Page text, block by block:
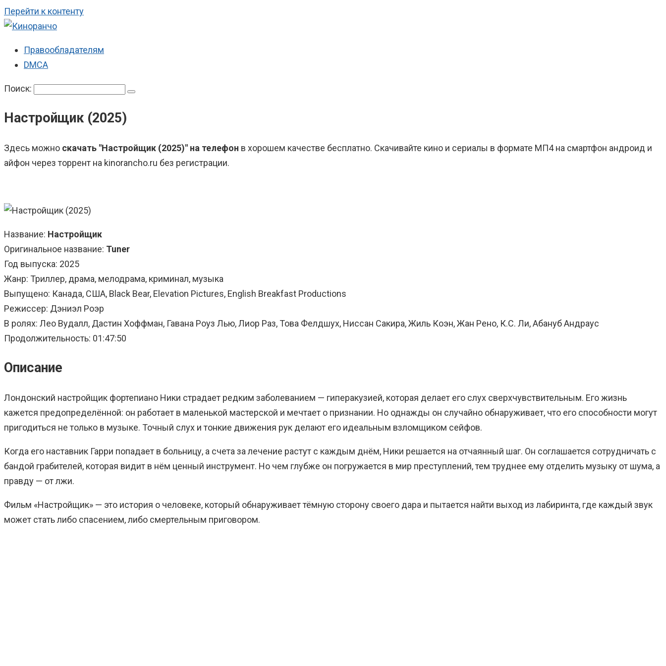
Перейти к контенту
Правообладателям
DMCA
Поиск:
Настройщик (2025)
Здесь можно скачать "Настройщик (2025)" на телефон в хорошем качестве бесплатно. Скачивайте кино и сериалы в формате МП4 на смартфон андроид и
айфон через торрент на kinorancho.ru без регистрации.
Название: Настройщик
Оригинальное название: Tuner
Год выпуска: 2025
Жанр: Триллер, драма, мелодрама, криминал, музыка
Выпущено: Канада, США, Black Bear, Elevation Pictures, English Breakfast Productions
Режиссер: Дэниэл Роэр
В ролях: Лео Вудалл, Дастин Хоффман, Гавана Роуз Лью, Лиор Раз, Това Фелдшух, Ниссан Сакира, Жиль Коэн, Жан Рено, К.С. Ли, Абануб Андраус
Продолжительность: 01:47:50
Описание
Лондонский настройщик фортепиано Ники страдает редким заболеванием — гиперакузией, которая делает его слух сверхчувствительным. Его жизнь
кажется предопределённой: он работает в маленькой мастерской и мечтает о признании. Но однажды он случайно обнаруживает, что его способности могут
пригодиться не только в музыке. Точный слух и тонкие движения рук делают его идеальным взломщиком сейфов.
Когда его наставник Гарри попадает в больницу, а счета за лечение растут с каждым днём, Ники решается на отчаянный шаг. Он соглашается сотрудничать с
бандой грабителей, которая видит в нём ценный инструмент. Но чем глубже он погружается в мир преступлений, тем труднее ему отделить музыку от шума, а
правду — от лжи.
Фильм «Настройщик» — это история о человеке, который обнаруживает тёмную сторону своего дара и пытается найти выход из лабиринта, где каждый звук
может стать либо спасением, либо смертельным приговором.